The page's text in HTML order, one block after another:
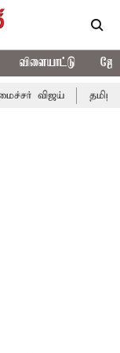
விளையாட்டு
தமிழக